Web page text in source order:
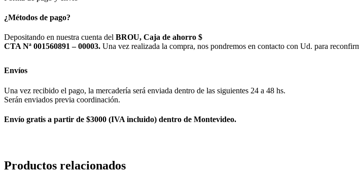
¿Métodos de pago?
Depositando en nuestra cuenta del BROU, Caja de ahorro $
CTA Nª 001560891 – 00003. Una vez realizada la compra, nos pondremos en contacto con Ud. para
Envíos
Una vez recibido el pago, la mercadería será enviada dentro de las siguientes 24 a 48 hs.
Serán enviados previa coordinación.
Envío gratis a partir de $3000 (IVA incluido) dentro de Montevideo.
Productos relacionados